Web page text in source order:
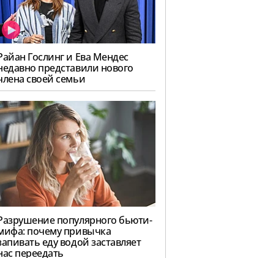
Гослинг и Ева Мендес
представили нового
своей семьи
популярного бьюти-
почему привычка
еду водой заставляет
переедать